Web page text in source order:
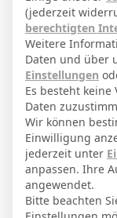
GESAMTE
3. Liga
15 7 8
LETZTE
Datum
3. Liga
(jederzeit
berechtigten
Weitere
Daten und über
Einstellungen
Es besteht
Daten
Wir können
Einwilligung
jederzeit unter
anpassen. Ihre
angewendet.
Bitte beachten